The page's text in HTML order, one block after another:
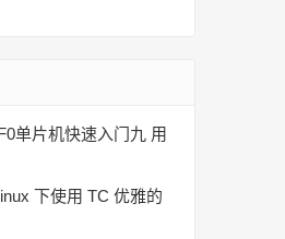
单片机快速入门九 用
下使用 TC 优雅的